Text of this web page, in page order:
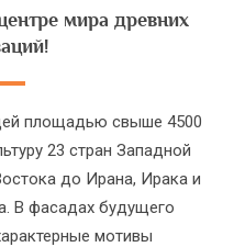
мира древних
площадью свыше 4500
23 стран Западной
до Ирана, Ирака и
В фасадах будущего
мотивы